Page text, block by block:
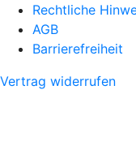
Rechtliche
AGB
Barrierefreiheit
Vertrag widerrufen